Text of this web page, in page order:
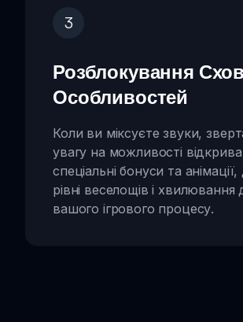
3
Розблокування
Особливостей
Коли ви міксуєте звуки,
увагу на можливості
спеціальні бонуси та
рівні веселощів і хвилювання
вашого ігрового процесу.